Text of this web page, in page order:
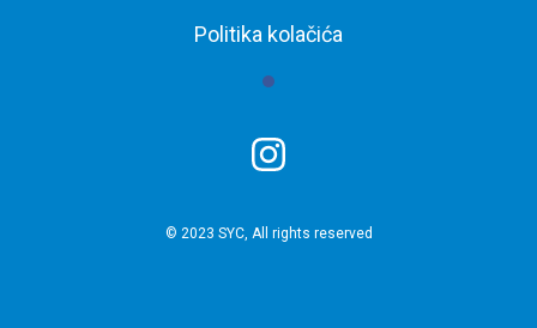
Politika kolačića
© 2023 SYC, All rights reserved